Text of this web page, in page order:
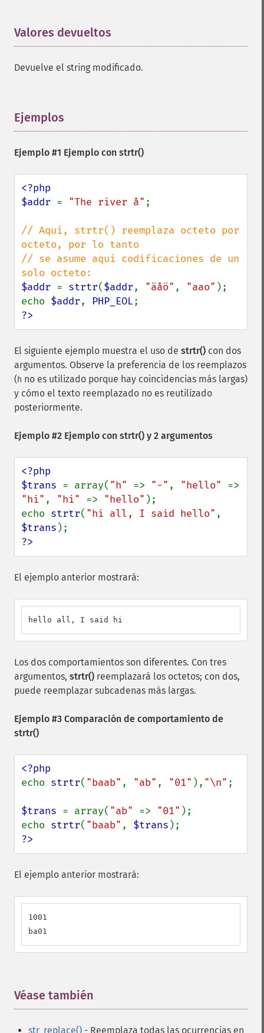
Valores devueltos
Devuelve el string modificado.
Ejemplos
Ejemplo #1 Ejemplo con strtr()
<?php
$addr = "The river å" ;
// Aquí, strtr() reemplaza octeto por
octeto, por lo tanto
// se asume aquí codificaciones de un
$addr = strtr($addr, "äåö" , "aao" );
echo $addr, PHP_EOL
?>
El siguiente ejemplo muestra el uso de strtr() con dos
argumentos. Observe la preferencia de los reemplazos
(h no es utilizado porque hay coincidencias más largas)
y cómo el texto reemplazado no es reutilizado
posteriormente.
Ejemplo #2 Ejemplo con strtr() y 2 argumentos
<?php
$trans = array( "h" => "-" , "hello"
"hi" , "hi" => "hello" );
echo strtr( "hi all, I said hello"
$trans
?>
El ejemplo anterior mostrará:
hello all, I said hi
Los dos comportamientos son diferentes. Con tres
argumentos, strtr() reemplazará los octetos; con dos,
puede reemplazar subcadenas más largas.
Ejemplo #3 Comparación de comportamiento de
strtr()
echo strtr( "baab" , "ab" , "01" ), "\n" ;
$trans = array( "ab" => "01" );
echo strtr( "baab" , $trans
?>
El ejemplo anterior mostrará:
1001
ba01
Véase también
str_replace() - Reemplaza todas las ocurrencias en